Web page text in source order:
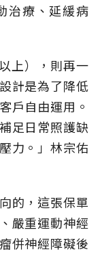
治療、延緩病
上），則再一
計是為了降低
戶自由運用。
足日常照護缺
力。」林宗佑
的，這張保單
嚴重運動神經
併神經障礙後